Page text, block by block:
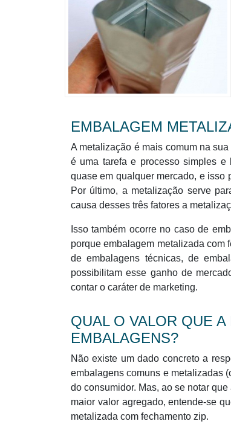
EMBALAGEM
A metalização é mais comum na
é uma tarefa e processo simples e
quase em qualquer mercado, e isso
Por último, a metalização serve
causa desses três fatores a
Isso também ocorre no caso de
porque embalagem metalizada com
de embalagens técnicas, de
possibilitam esse ganho de
contar o caráter de marketing.
QUAL O VALOR QUE
EMBALAGENS?
Não existe um dado concreto a
embalagens comuns e metalizadas
do consumidor. Mas, ao se notar
maior valor agregado, entende-se
metalizada com fechamento zip.